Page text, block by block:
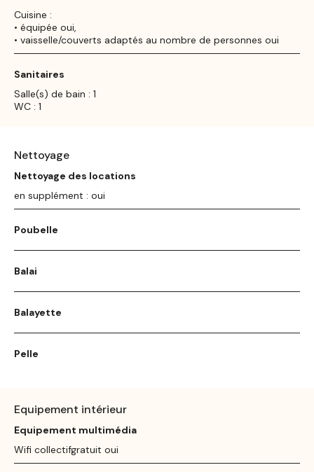
Cuisine :
• équipée oui,
• vaisselle/couverts adaptés au nombre de personnes oui
Sanitaires
Salle(s) de bain : 1
WC : 1
Nettoyage
Nettoyage des locations
en supplément : oui
Poubelle
Balai
Balayette
Pelle
Equipement intérieur
Equipement multimédia
Wifi collectifgratuit oui